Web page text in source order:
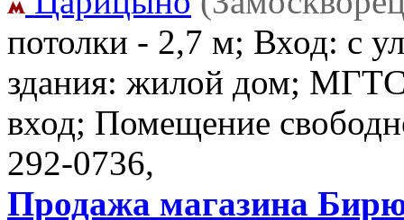
потолки - 2,7 м; Вход: с
здания: жилой дом;
вход; Помещение
292-0736,
Продажа магазина